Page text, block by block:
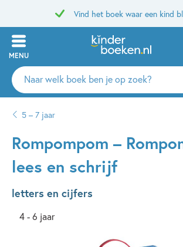
Vind het boek waar een kind
MENU
Zoeken
naar
auteurs
uitgevers
5 – 7 jaar
Rompompom –
lees en schrijf
letters en cijfers
4 - 6 jaar